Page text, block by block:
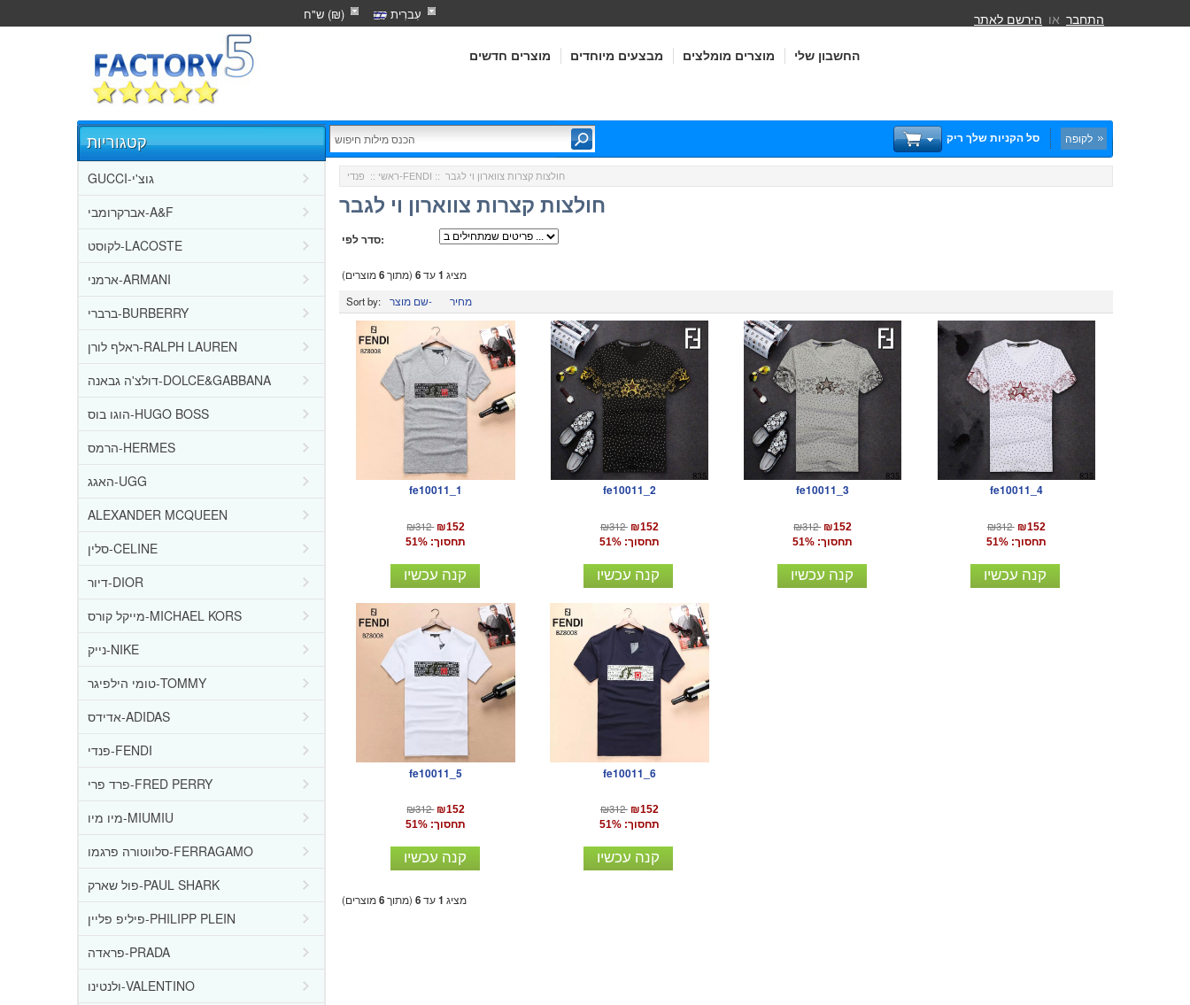
עִברִית ש"ח (₪)
מוצרים חדשים מבצעים מיוחדים מוצרים מומלצים החשבון שלי
התחבר או הירשם לאתר
סל הקניות שלך ריק לקופה
קטגוריות
GUCCI-גוצ'י
אברקרומבי-A&F
לקוסט-LACOSTE
ארמני-ARMANI
ברברי-BURBERRY
ראלף לורן-RALPH LAUREN
דולצ'ה גבאנה-DOLCE&GABBANA
הוגו בוס-HUGO BOSS
הרמס-HERMES
האגג-UGG
ALEXANDER MCQUEEN
סלין-CELINE
דיור-DIOR
מייקל קורס-MICHAEL KORS
נייק-NIKE
טומי הילפיגר-TOMMY
אדידס-ADIDAS
פנדי-FENDI
פרד פרי-FRED PERRY
מיו מיו-MIUMIU
סלווטורה פרגמו-FERRAGAMO
פול שארק-PAUL SHARK
פיליפ פליין-PHILIPP PLEIN
פראדה-PRADA
ולנטינו-VALENTINO
ראשי :: פנדי-FENDI :: חולצות קצרות צווארון וי לגבר
חולצות קצרות צווארון וי לגבר
סדר לפי:
מציג 1עד6(מתוך6מוצרים)
Sort by:
שם מוצר- מחיר
fe10011_1
₪312 ₪152
תחסוך: 51%
קנה עכשיו
fe10011_2
₪312 ₪152
תחסוך: 51%
קנה עכשיו
fe10011_3
₪312 ₪152
תחסוך: 51%
קנה עכשיו
fe10011_4
₪312 ₪152
תחסוך: 51%
קנה עכשיו
fe10011_5
₪312 ₪152
תחסוך: 51%
קנה עכשיו
fe10011_6
₪312 ₪152
תחסוך: 51%
קנה עכשיו
מציג 1עד6(מתוך6מוצרים)